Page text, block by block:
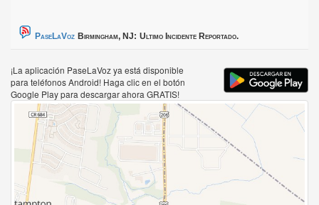
PaseLaVoz Birmingham, NJ: Ultimo Incidente Reportado.
¡La aplicación PaseLaVoz ya está disponible
para teléfonos Android! Haga clic en el botón
Google Play para descargar ahora GRATIS!